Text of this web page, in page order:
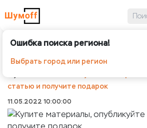
Ошибка поиска региона!
Выбрать город или регион
Купите материалы,
получите подарок
Купите
статью и получите подарок
11.05.2022 10:00:00